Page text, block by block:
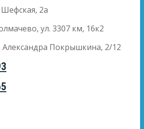
Шефская, 2а
ул. 3307 км, 16к2
Александра Покрышкина, 2/12